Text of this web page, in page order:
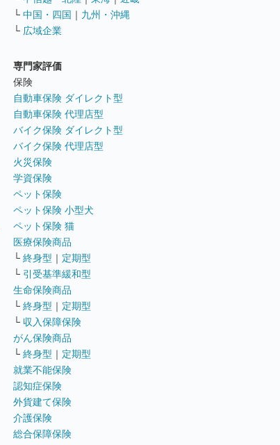
└ 中国・四国 ｜ 九州・沖縄
└ 広域企業
専門家評価
保険
自動車保険 ダイレクト型
自動車保険 代理店型
バイク保険 ダイレクト型
バイク保険 代理店型
火災保険
学資保険
ペット保険
ペット保険 小型犬
ペット保険 猫
医療保険商品
└ 終身型 ｜ 定期型
└ 引受基準緩和型
生命保険商品
└ 終身型 ｜ 定期型
└ 収入保障保険
がん保険商品
└ 終身型 ｜ 定期型
就業不能保険
認知症保険
外貨建て保険
介護保険
総合保障保険